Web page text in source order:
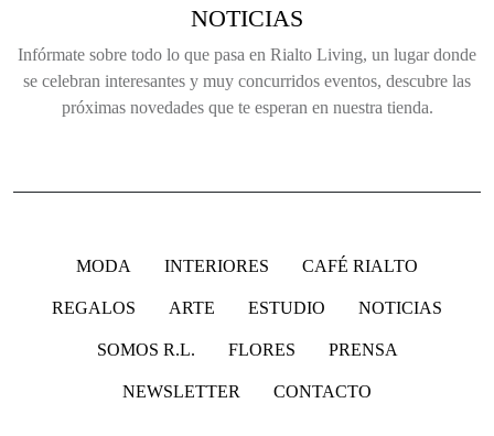
NOTICIAS
Infórmate sobre todo lo que pasa en Rialto Living, un lugar donde
se celebran interesantes y muy concurridos eventos, descubre las
próximas novedades que te esperan en nuestra tienda.
MODA INTERIORES CAFÉ RIALTO
REGALOS ARTE ESTUDIO NOTICIAS
SOMOS R.L. FLORES PRENSA
NEWSLETTER CONTACTO